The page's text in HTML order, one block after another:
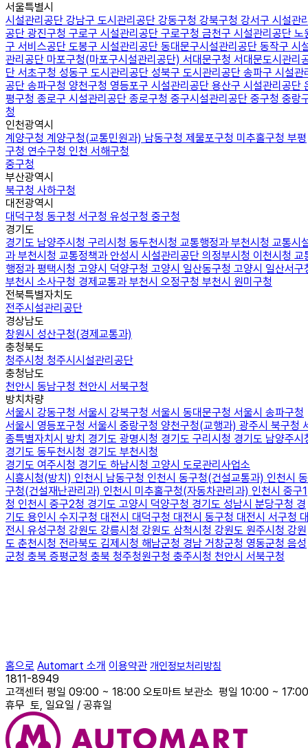
서울특별시
시설관리공단 강남구 도시관리공단 강동구청 강북구청 강서구 시설관
공단 광진구청 구로구 시설관리공단 구로구청 금천구 시설관리공단 노
구 서비스공단 도봉구 시설관리공단 동대문구시설관리공단 동작구 시
관리공단 마포구청(마포구시설관리공단) 서대문구청 서대문도시관리
단 서초구청 성동구 도시관리공단 성북구 도시관리공단 송파구 시설관
공단 송파구청 양천구청 영등포구 시설관리공단 용산구 시설관리공단
평구청 종로구 시설관리공단 종로구청 중구시설관리공단 중구청 중랑
청
인천광역시
계양구청 계양구청(교통민원과) 남동구청 제물포구청 미추홀구청 부평
구청 연수구청 인천 서해구청
중구청
부산광역시
북구청 사하구청
대전광역시
대덕구청 동구청 서구청 유성구청 중구청
경기도
경기도 남양주시청 구리시청 동두천시청 교통행정과 부천시청 교통시
과 부천시청 교통정책과 안성시 시설관리공단 의정부시청 이천시청 교
행정과 평택시청 고양시 덕양구청 고양시 일산동구청 고양시 일산서구
부천시 소사구청 경제교통과 부천시 오정구청 부천시 원미구청
전북특별자치도
전주시설관리공단
경상남도
창원시 성산구청(경제교통과)
충청북도
청주시청 청주시시설관리공단
충청남도
천안시 동남구청 천안시 서북구청
방치차량
서울시 강동구청 서울시 강북구청 서울시 동대문구청 서울시 송파구청
서울시 영등포구청 서울시 중랑구청 양천구청(교행과) 광주시 북구청
종특별자치시 방치 경기도 광명시청 경기도 구리시청 경기도 남양주시
경기도 동두천시청 경기도 부천시청
경기도 여주시청 경기도 하남시청 고양시 도로관리사업소
시흥시청(방치) 인천시 남동구청 인천시 동구청(건설교통과) 인천시 동
구청(건설재난관리과) 인천시 미추홀구청(자동차관리과) 인천시 중구1
청 인천시 중구2청 경기도 고양시 덕양구청 경기도 성남시 분당구청 경
기도 용인시 수지구청 대전시 대덕구청 대전시 동구청 대전시 서구청
전시 유성구청 강원도 강릉시청 강원도 삼척시청 강원도 원주시청 강원
도 춘천시청 전라북도 김제시청 해남군청 경남 거창군청 영동군청 음성
군청 충북 증평군청 충북 청주청원구청 충주시청 천안시 서북구청
홈으로 Automart 소개 이용약관 개인정보처리방침
1811-8949
고객센터 평일 09:00 ~ 18:00 오토마트 보관소 평일 10:00 ~ 17:00
휴무 토, 일요일 / 공휴일